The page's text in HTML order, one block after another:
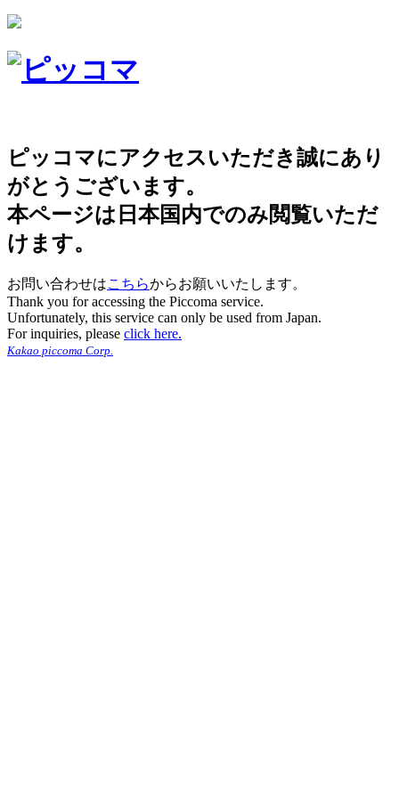
ピッコマにアクセスいただき誠にあり
がとうございます。
本ページは日本国内でのみ閲覧いただ
けます。
お問い合わせはこちらからお願いいたします。
Thank you for accessing the Piccoma service.
Unfortunately, this service can only be used from Japan.
For inquiries, please click here.
Kakao piccoma Corp.